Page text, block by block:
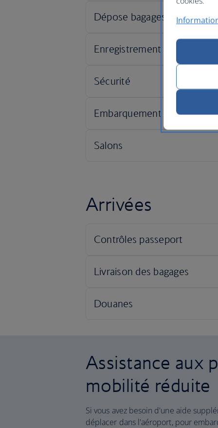
Arrivées
Assistance aux
mobilité réduite
Si vous avez besoin d'une aide
déplacer dans l'aéroport, pour